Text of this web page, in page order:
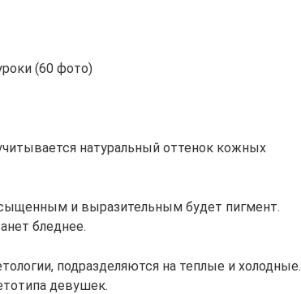
(60 фото)
натуральный оттенок кожных
и выразительным будет пигмент.
бледнее.
подразделяются на теплые и холодные.
девушек.